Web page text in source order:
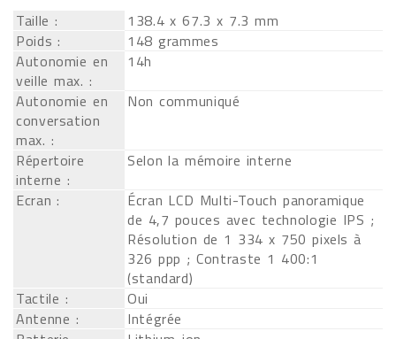
Taille :
138.4 x 67.3 x 7.3 mm
Poids :
148 grammes
Autonomie en
veille max. :
14h
Autonomie en
conversation
max. :
Non communiqué
Répertoire
interne :
Selon la mémoire interne
Ecran :
Écran LCD Multi-Touch panoramique
de 4,7 pouces avec technologie IPS ;
Résolution de 1 334 x 750 pixels à
326 ppp ; Contraste 1 400:1
(standard)
Tactile :
Oui
Antenne :
Intégrée